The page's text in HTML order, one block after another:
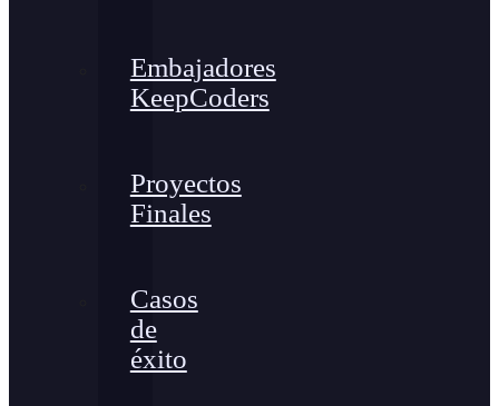
Embajadores
KeepCoders
Proyectos
Finales
Casos
de
éxito